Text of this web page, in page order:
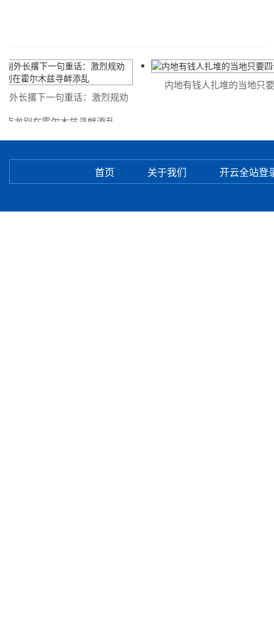
长撂下一句重话：激烈规劝
龙别在霍尔木兹寻衅添乱
内地有钱人扎堆的当地只要
首页 关于我们 开云全站登